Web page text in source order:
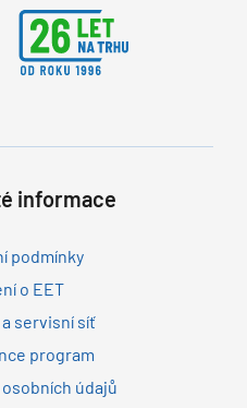
informace
podmínky
o EET
servisní síť
program
osobních údajů